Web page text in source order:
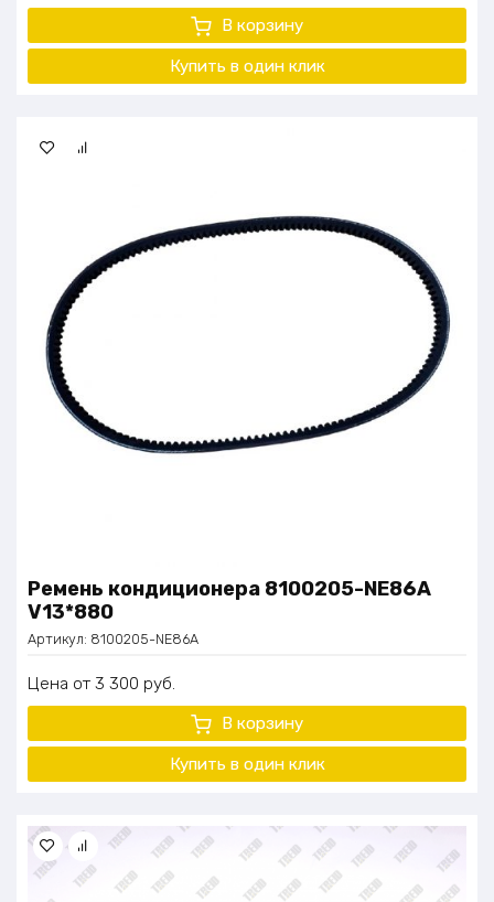
В корзину
Купить в один клик
Ремень кондиционера 8100205-NE86A
V13*880
Артикул: 8100205-NE86A
Цена 3 300 руб.
В корзину
Купить в один клик